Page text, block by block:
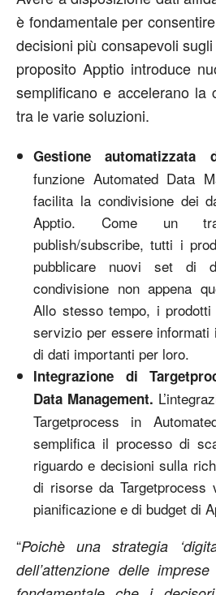
è fondamentale per
decisioni più consapevoli
proposito Apptio introduce
semplificano e accelerano la
tra le varie soluzioni.
Gestione
funzione Automated Data
facilita la condivisione dei
Apptio. Come un
publish/subscribe, tutti i
pubblicare nuovi set di
condivisione non appena
Allo stesso tempo, i
servizio per essere informati
di dati importanti per loro.
Integrazione di
Data Management.
Targetprocess in
semplifica il processo di
riguardo e decisioni sulla
di risorse da
pianificazione e di budget di
“Poichè una strategia
dell’attenzione delle